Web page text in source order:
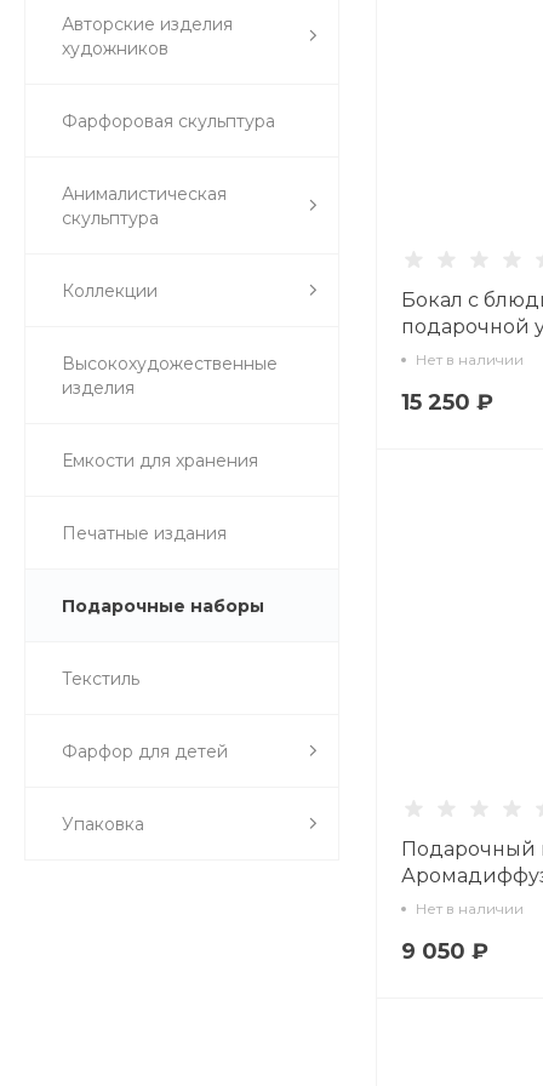
Авторские изделия
художников
Фарфоровая скульптура
Анималистическая
скульптура
Коллекции
Высокохудожественные
изделия
Емкости для хранения
Печатные издания
Подарочные наборы
Текстиль
Фарфор для детей
Упаковка
Бокал с
подарочной
форма Гранд,
Георгий
Нет в наличии
15 250 ₽
Подарочный
Скарллетт,
81.33451.00.1
Нет в наличии
9 050 ₽